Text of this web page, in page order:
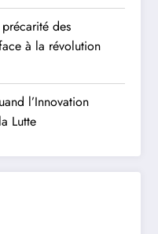
des
à la révolution
l’Innovation
Lutte